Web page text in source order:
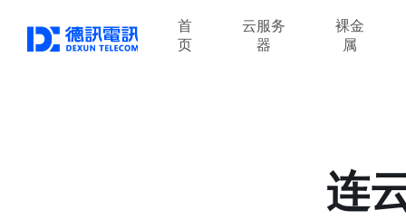
首
页
云服务
器
裸金
属
连